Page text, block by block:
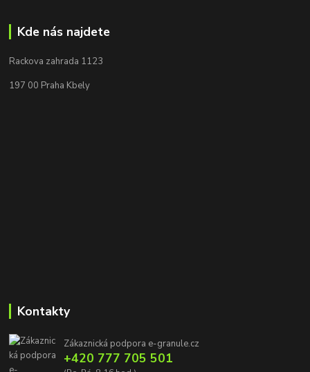
Kde nás najdete
Rackova zahrada 1123
197 00 Praha Kbely
Kontakty
Zákaznická podpora e-granule.cz
+420 777 705 501